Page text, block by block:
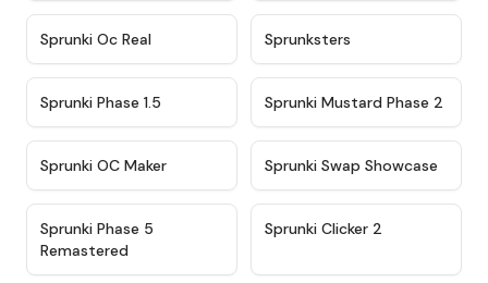
Sprunki Oc Real Sprunksters
Sprunki Phase 1.5 ★ 4.4
Sprunki Mustard Phase 2
Sprunki OC Maker ★ 4.6
Sprunki Swap Showcase
Sprunki Phase 5
Remastered
Sprunki Clicker 2